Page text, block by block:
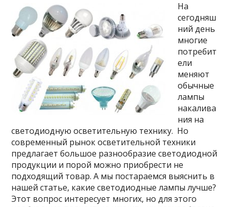
На
сегодняш
ний день
многие
потребит
ели
меняют
обычные
лампы
накалива
ния на
светодиодную осветительную технику. Но
современный рынок осветительной техники
предлагает большое разнообразие светодиодной
продукции и порой можно приобрести не
подходящий товар. А мы постараемся выяснить в
нашей статье, какие светодиодные лампы лучше?
Этот вопрос интересует многих, но для этого